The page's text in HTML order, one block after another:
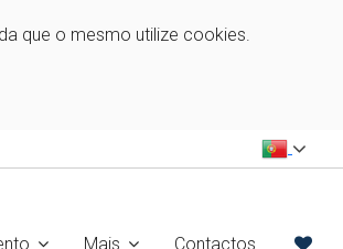
que o mesmo utilize cookies.
Mais Contactos